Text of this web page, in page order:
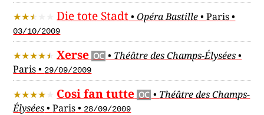
Die tote Stadt•Opéra Bastille•Paris•
03/10/2009
Xerse OC • Théâtre des Champs-Élysées•
Paris• 29/09/2009
Cosi fan tutte OC • Théâtre des Champs-
Élysées•Paris• 28/09/2009